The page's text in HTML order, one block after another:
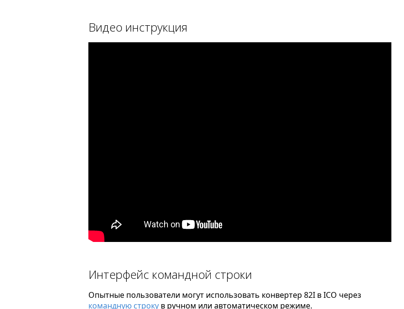
Видео инструкция
Интерфейс командной строки
Опытные пользователи могут использовать конвертер 82I в ICO через
командную строкув ручном или автоматическом режиме.